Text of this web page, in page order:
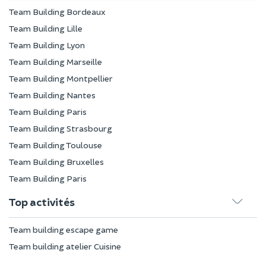
Team Building Bordeaux
Team Building Lille
Team Building Lyon
Team Building Marseille
Team Building Montpellier
Team Building Nantes
Team Building Paris
Team Building Strasbourg
Team Building Toulouse
Team Building Bruxelles
Team Building Paris
Top activités
Team building escape game
Team building atelier Cuisine